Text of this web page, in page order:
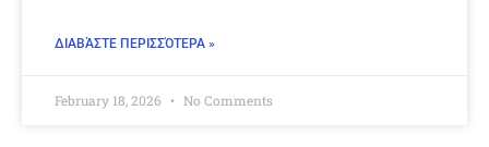
ΔΙΑΒΆΣΤΕ ΠΕΡΙΣΣΌΤΕΡΑ »
February 18, 2026 No Comments